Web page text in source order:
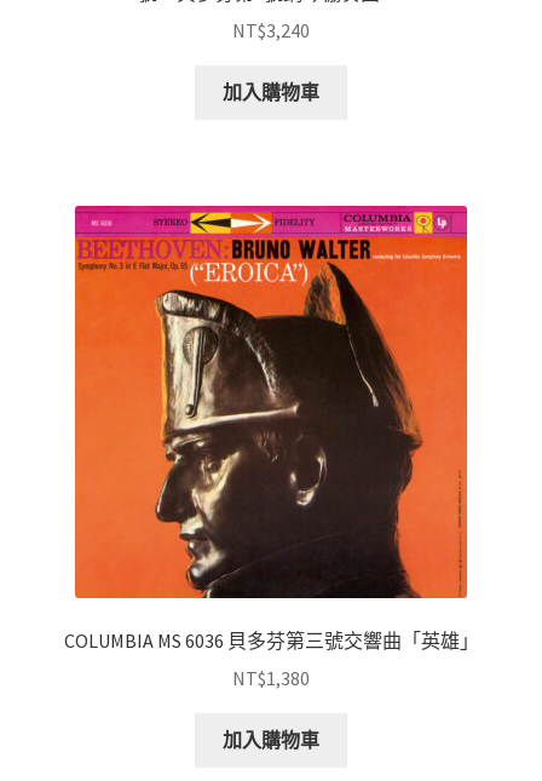
NT$3,240
加入購物車
COLUMBIA MS 6036 貝多芬第三號交響曲「英雄」
NT$1,380
加入購物車